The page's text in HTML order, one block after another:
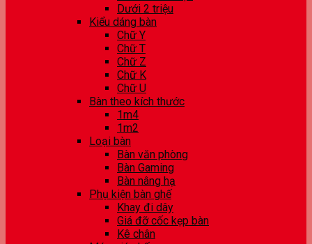
Dưới 2 triệu
Kiểu dáng bàn
Chữ Y
Chữ T
Chữ Z
Chữ K
Chữ U
Bàn theo kích thước
1m4
1m2
Loại bàn
Bàn văn phòng
Bàn Gaming
Bàn nâng hạ
Phụ kiện bàn ghế
Khay đi dây
Giá đỡ cốc kẹp bàn
Kê chân